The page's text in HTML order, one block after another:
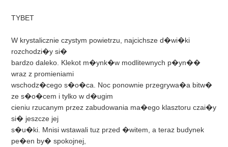
TYBET
W krystalicznie czystym powietrzu, najcichsze d�wi�ki
rozchodzi�y si�
bardzo daleko. Klekot m�ynk�w modlitewnych p�yn��
wraz z promieniami
wschodz�cego s�o�ca. Noc ponownie przegrywa�a bitw�
ze s�o�cem i tylko w d�ugim
cieniu rzucanym przez zabudowania ma�ego klasztoru czai�y
si� jeszcze jej
s�u�ki. Mnisi wstawali tuz przed �witem, a teraz budynek
pe�en by� spokojnej,